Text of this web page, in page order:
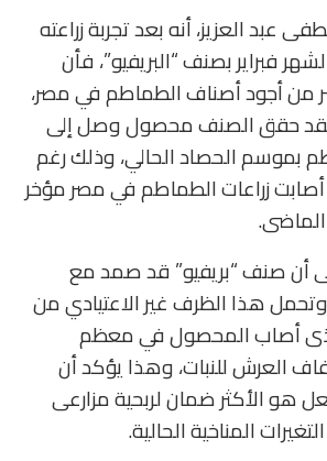
عبد العزيز، أنه بعد تجربة زراعته
فبراير بصنف “البريفيو”، فأن
من أجود أصناف الطماطم في مصر،
حقق الصنف محصول وصل إلى
بموسم الحصاد الحالي، وذلك رغم
زراعات الطماطم في مصر مؤخر
أن صنف “بريفيو” قد صمد مع
هذا الظرف غير الاعتيادي من
أصاب المحصول في معظم
العرش للنبات، وهذا يؤكد أن
هو الأكثر ضمان لربحية مزارعى
المناخية الحالية.